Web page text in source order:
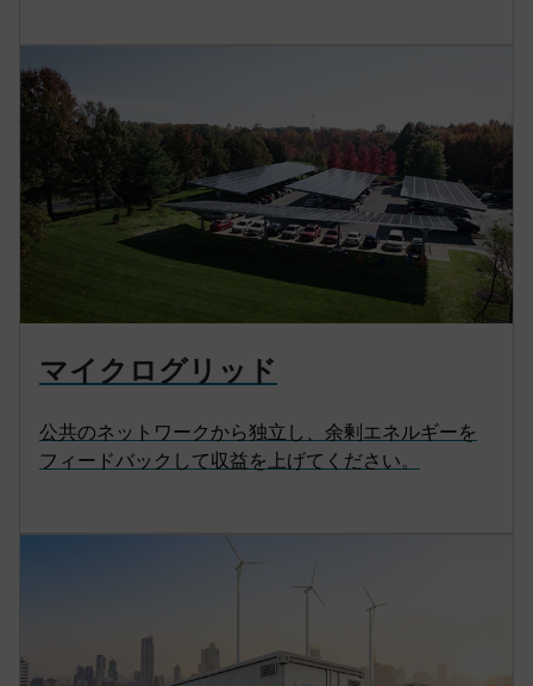
マイクログリッド
公共のネットワークから独立し、余剰エネルギーを
フィードバックして収益を上げてください。